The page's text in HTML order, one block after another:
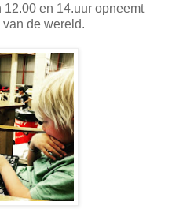
en 14.uur opneemt
de wereld.